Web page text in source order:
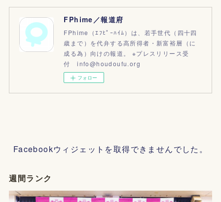
FPhime／報道府
FPhime（ｴﾌﾋﾟｰﾊｲﾑ）は、若手世代（四十四
歳まで）を代弁する高所得者・新富裕層（に
成る為）向けの報道。 ※プレスリリース受
付 info@houdoufu.org
フォロー
Facebookウィジェットを取得できませんでした。
週間ランク